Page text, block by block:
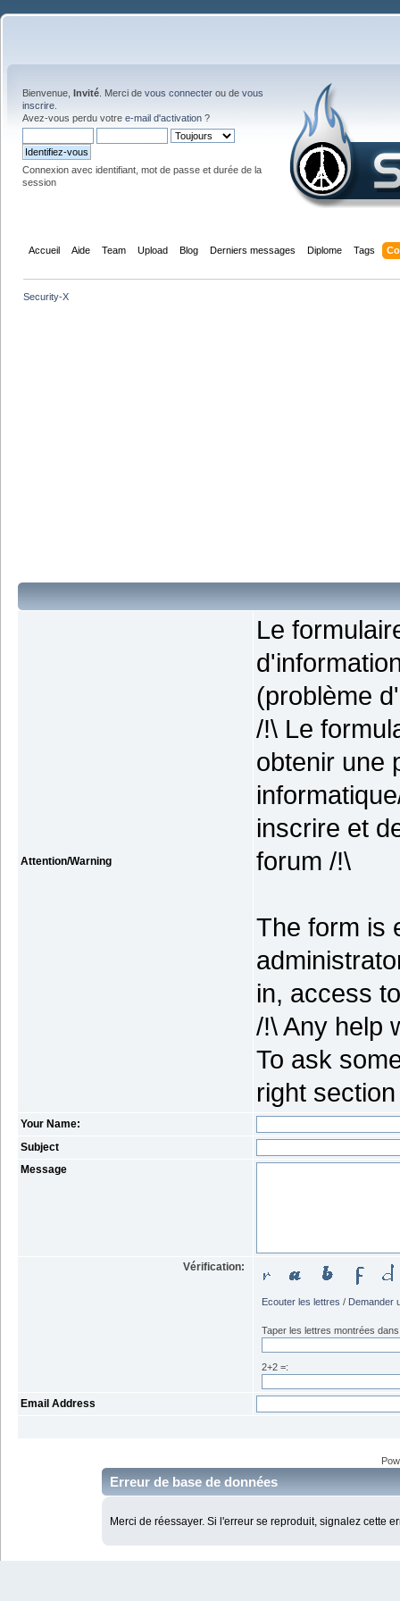
Bienvenue, Invité . Merci de vous connecter ou de vous
inscrire
Avez-vous perdu votre e-mail d'activation ?
Connexion avec identifiant, mot de passe et durée de la
session
Accueil Aide Team Upload Blog Derniers messages Diplome Tags
Security-X
Attention/Warning
Le
(problème
/!\ Le
obtenir une
inscrire et
forum /!\
The form is
in, access
/!\ Any help
To ask
right
Your Name:
Subject
Message
Vérification:
Ecouter les lettres / Demander
Taper les lettres montrées
2+2 =:
Email Address
Erreur de base de données
Merci de réessayer. Si l'erreur se reproduit, signalez cette